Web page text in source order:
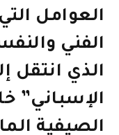
العوامل
الفني
الذي انتقل
الإسباني”
الصيفية